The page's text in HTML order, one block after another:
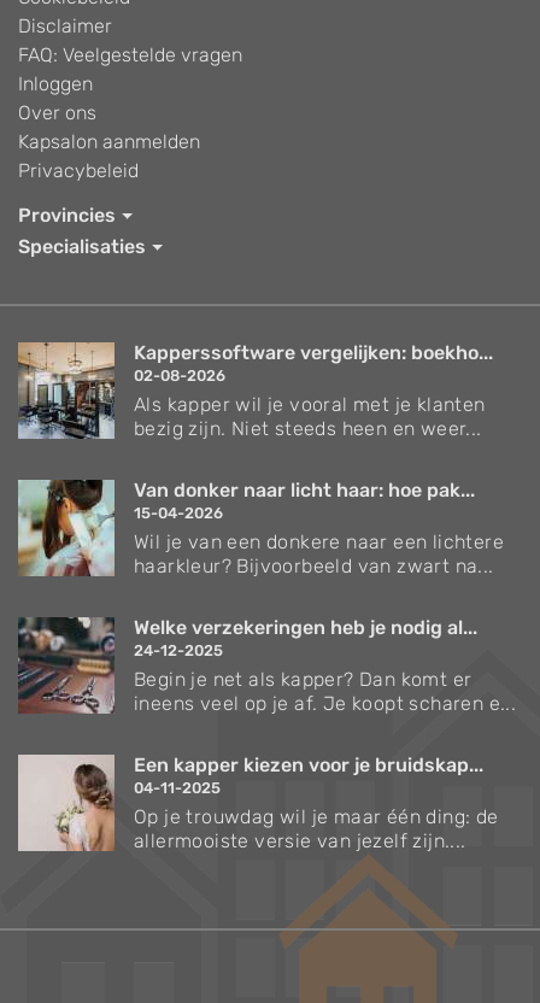
Disclaimer
FAQ: Veelgestelde vragen
Inloggen
Over ons
Kapsalon aanmelden
Privacybeleid
Provincies
Specialisaties
Kapperssoftware vergelijken: boekho...
02-08-2026
Als kapper wil je vooral met je klanten
bezig zijn. Niet steeds heen en weer...
Van donker naar licht haar: hoe pak...
15-04-2026
Wil je van een donkere naar een lichtere
haarkleur? Bijvoorbeeld van zwart na...
Welke verzekeringen heb je nodig al...
24-12-2025
Begin je net als kapper? Dan komt er
ineens veel op je af. Je koopt scharen e...
Een kapper kiezen voor je bruidskap...
04-11-2025
Op je trouwdag wil je maar één ding: de
allermooiste versie van jezelf zijn....